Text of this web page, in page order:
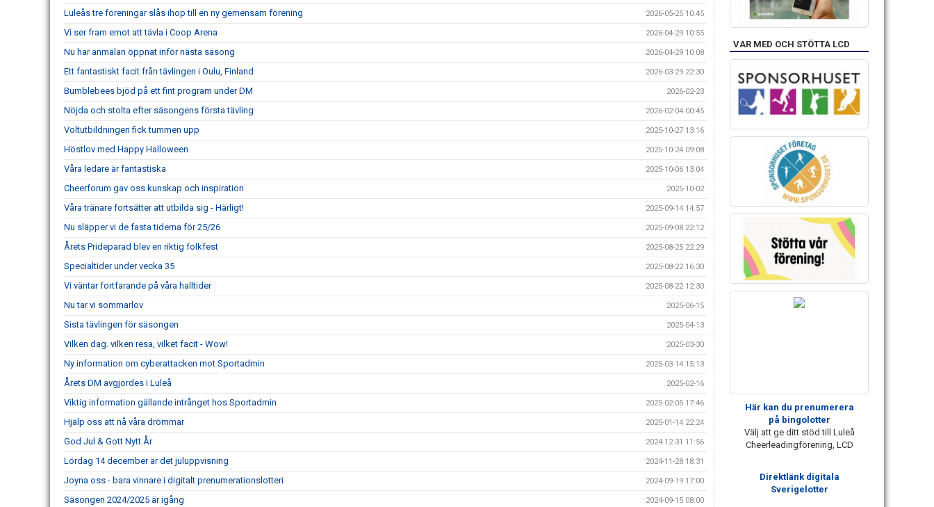
Luleås tre föreningar slås ihop till en ny gemensam förening 2026-05-25 10:45
Vi ser fram emot att tävla i Coop Arena 2026-04-29 10:55
Nu har anmälan öppnat inför nästa säsong 2026-04-29 10:08
Ett fantastiskt facit från tävlingen i Oulu, Finland 2026-03-29 22:30
Bumblebees bjöd på ett fint program under DM 2026-02-23
Nöjda och stolta efter säsongens första tävling 2026-02-04 00:45
Voltutbildningen fick tummen upp 2025-10-27 13:16
Höstlov med Happy Halloween 2025-10-24 09:08
Våra ledare är fantastiska 2025-10-06 13:04
Cheerforum gav oss kunskap och inspiration 2025-10-02
Våra tränare fortsätter att utbilda sig - Härligt! 2025-09-14 14:57
Nu släpper vi de fasta tiderna för 25/26 2025-09-08 22:12
Årets Prideparad blev en riktig folkfest 2025-08-25 22:29
Specialtider under vecka 35 2025-08-22 16:30
Vi väntar fortfarande på våra halltider 2025-08-22 12:30
Nu tar vi sommarlov 2025-06-15
Sista tävlingen för säsongen 2025-04-13
Vilken dag. vilken resa, vilket facit - Wow! 2025-03-30
Ny information om cyberattacken mot Sportadmin 2025-03-14 15:13
Årets DM avgjordes i Luleå 2025-02-16
Viktig information gällande intrånget hos Sportadmin 2025-02-05 17:46
Hjälp oss att nå våra drömmar 2025-01-14 22:24
God Jul & Gott Nytt År 2024-12-31 11:56
Lördag 14 december är det juluppvisning 2024-11-28 18:31
Joyna oss - bara vinnare i digitalt prenumerationslotteri 2024-09-19 17:00
Säsongen 2024/2025 är igång 2024-09-15 08:00
VAR MED OCH STÖTTA LCD
Här kan du prenumerera
på bingolotter
Välj att ge ditt stöd till Luleå
Cheerleadingförening, LCD
Direktlänk digitala
Sverigelotter